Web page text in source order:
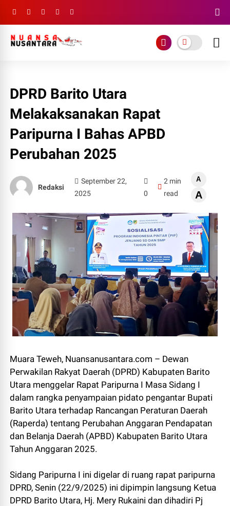
DPRD Barito Utara
Melakaksanakan Rapat
Paripurna I Bahas APBD
Perubahan 2025
Redaksi
September 22,
2025
0
2 min
read
A
A
Muara Teweh, Nuansanusantara.com – Dewan
Perwakilan Rakyat Daerah (DPRD) Kabupaten Barito
Utara menggelar Rapat Paripurna I Masa Sidang I
dalam rangka penyampaian pidato pengantar Bupati
Barito Utara terhadap Rancangan Peraturan Daerah
(Raperda) tentang Perubahan Anggaran Pendapatan
dan Belanja Daerah (APBD) Kabupaten Barito Utara
Tahun Anggaran 2025.
Sidang Paripurna I ini digelar di ruang rapat paripurna
DPRD, Senin (22/9/2025) ini dipimpin langsung Ketua
DPRD Barito Utara, Hj. Mery Rukaini dan dihadiri Pj